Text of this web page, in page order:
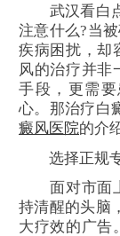
武汉看白点
注意什么?当
疾病困扰，却
风的治疗并非
手段，更需
心。那治疗白
癜风医院的介
选择正规专
面对市面上
持清醒的头脑
大疗效的广告